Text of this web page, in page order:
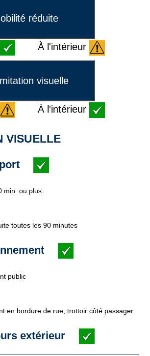
réduite
À l'intérieur
visuelle
À l'intérieur
VISUELLE
min. ou plus
toutes les 90 minutes
public
en bordure de rue, trottoir côté passager
extérieur